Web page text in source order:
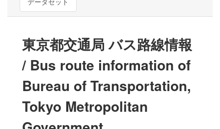
東京都交通局 バス路線情報
/ Bus route information of
Bureau of Transportation,
Tokyo Metropolitan